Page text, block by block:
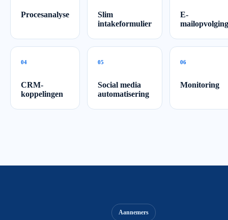
Procesanalyse
Slim
intakeformulier
E-
mailopvolging
04
CRM-
koppelingen
05
Social media
automatisering
06
Monitoring
Aannemers